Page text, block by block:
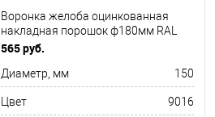
Воронка желоба оцинкованная
накладная порошок ф180мм RAL
9016
565 руб.
Диаметр, мм 150
Цвет 9016